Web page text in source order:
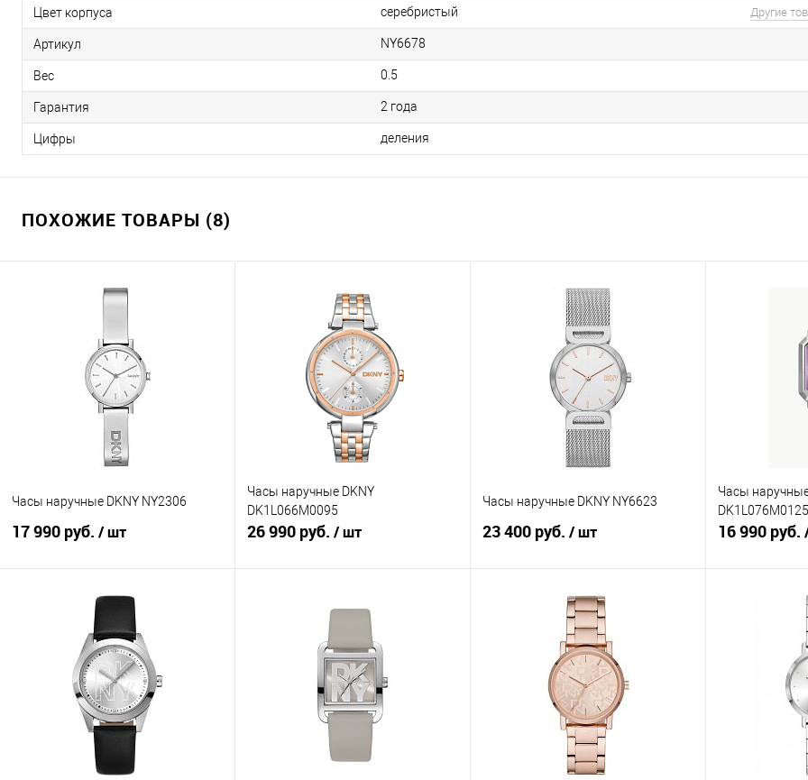
Цвет корпуса серебристый Другие
Артикул NY6678
Вес 0.5
Гарантия 2 года
Цифры деления
ПОХОЖИЕ ТОВАРЫ (8)
Часы наручные DKNY NY2306
17 990 руб. / шт
В корзину
Купить в 1 клик
К сравнению
В избранное
В наличии
Часы наручные DKNY
DK1L066M0095
26 990 руб. / шт
В корзину
Купить в 1 клик
В избранное
В наличии
Часы наручные DKNY NY6623
23 400 руб. / шт
В корзину
Купить в 1 клик
В избранное
В наличии
Часы
DK1L076M0125
16 990 руб.
Купить в 1
В избранное